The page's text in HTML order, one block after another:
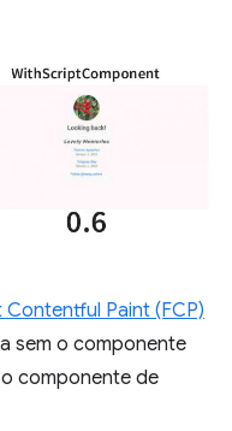
Contentful Paint (FCP)
sem o componente
componente de